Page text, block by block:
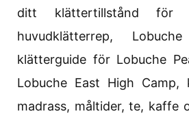
ditt klättertillstånd för
huvudklätterrep,
klätterguide för Lobuche
Lobuche East High Camp,
madrass, måltider, te, kaffe